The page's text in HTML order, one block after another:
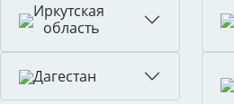
Иркутская
область
Дагестан